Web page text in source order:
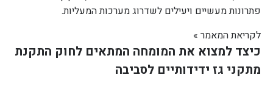
פתרונות מעשיים ויעילים לשדרוג מערכות המעליות.
לקריאת המאמר »
כיצד למצוא את המומחה המתאים לחוק התקנת
מתקני גז ידידותיים לסביבה